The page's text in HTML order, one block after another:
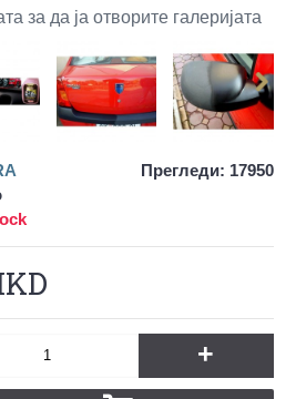
за да ја отворите галеријата
Прегледи: 17950
+